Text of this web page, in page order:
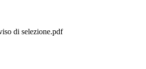
di selezione.pdf